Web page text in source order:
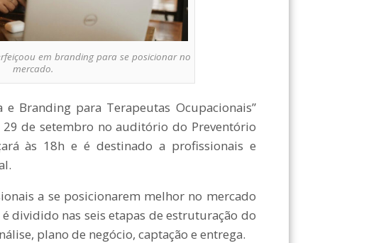
em branding para se posicionar no
mercado.
para Terapeutas Ocupacionais”
de setembro no auditório do Preventório
às 18h e é destinado a profissionais e
a se posicionarem melhor no mercado
dividido nas seis etapas de estruturação do
plano de negócio, captação e entrega.